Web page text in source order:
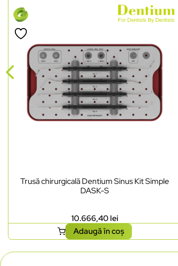
Trusă chirurgicală Dentium Sinus Kit Simple
DASK-S
10.666,40 lei
Adaugă în coș